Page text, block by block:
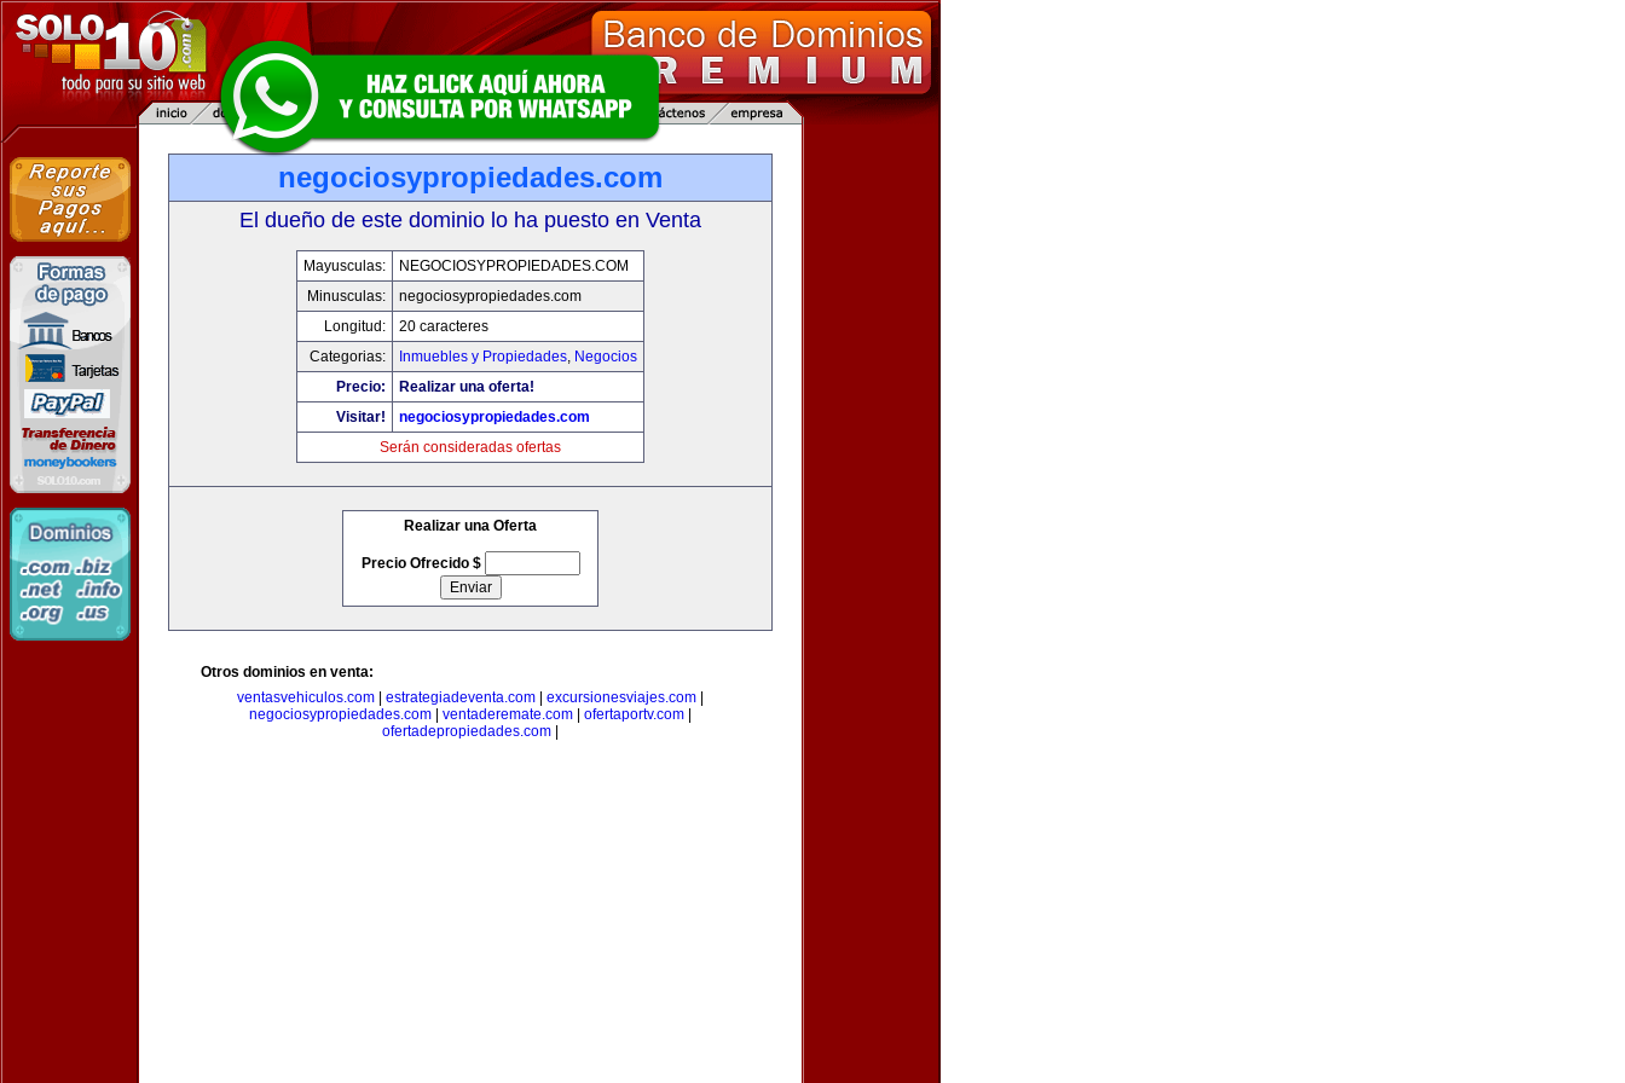
negociosypropiedades.com
El dueño de este dominio lo ha puesto en Venta
Mayusculas:
NEGOCIOSYPROPIEDADES.COM
Minusculas:
negociosypropiedades.com
Longitud:
20 caracteres
Categorias:
Inmuebles y Propiedades, Negocios
Precio:
Realizar una oferta!
Visitar!
negociosypropiedades.com
Serán consideradas ofertas
Realizar una Oferta
Precio Ofrecido $
Otros dominios en venta:
ventasvehiculos.com
estrategiadeventa.com excursionesviajes.com
negociosypropiedades.com
ventaderemate.com ofertaportv.com
ofertadepropiedades.com